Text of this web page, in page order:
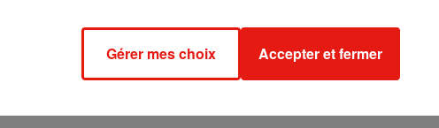
Gérer mes choix Accepter et fermer